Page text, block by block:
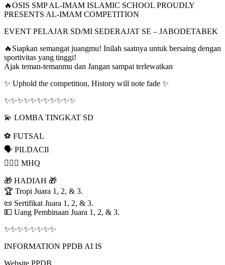
🔥OSIS SMP AL-IMAM ISLAMIC SCHOOL PROUDLY
PRESENTS AL-IMAM COMPETITION
EVENT PELAJAR SD/MI SEDERAJAT SE – JABODETABEK
🔥Siapkan semangat juangmu! Inilah saatnya untuk bersaing dengan
sportivitas yang tinggi!
Ajak teman-temanmu dan Jangan sampai terlewatkan
✨ Uphold the competition, History will note fade ✨
✨✨✨✨✨✨✨✨✨✨✨
💫 LOMBA TINGKAT SD
⚽ FUTSAL
🗣 PILDACIl
👳🏻‍♀ MHQ
🎁 HADIAH 🎁
🏆 Tropi Juara 1, 2, & 3.
📜 Sertifikat Juara 1, 2, & 3.
💵 Uang Pembinaan Juara 1, 2, & 3.
✨✨✨✨✨✨✨✨
INFORMATION PPDB AI IS
Website PPDB